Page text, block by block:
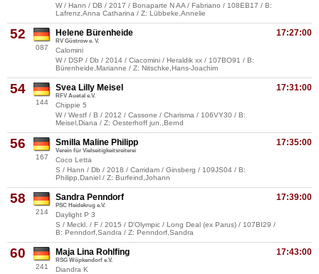
W / Hann / DB / 2017 / Bonaparte N AA / Fabriano / 108EB17 / B:
Lafrenz,Anna Catharina / Z: Lübbeke,Annelie
52
087
17:27:00
Helene Bürenheide
RV Güstrow e. V.
Calomini
W / DSP / Db / 2014 / Ciacomini / Heraldik xx / 107BO91 / B:
Bürenheide,Marianne / Z: Nitschke,Hans-Joachim
54
144
17:31:00
Svea Lilly Meisel
RFV Auetal e.V.
Chippie 5
W / Westf / B / 2012 / Cassone / Charisma / 106VY30 / B:
Meisel,Diana / Z: Oesterhoff jun.,Bernd
56
167
17:35:00
Smilla Maline Philipp
Verein für Vielseitigkeitsreiterei
Coco Letta
S / Hann / Db / 2018 / Carridam / Ginsberg / 109JS04 / B:
Philipp,Daniel / Z: Burfeind,Johann
58
214
17:39:00
Sandra Penndorf
PSC Heidekrug e.V.
Daylight P 3
S / Meckl. / F / 2015 / D'Olympic / Long Deal (ex Parus) / 107BI29 /
B: Penndorf,Sandra / Z: Penndorf,Sandra
60
241
17:43:00
Maja Lina Rohlfing
RSG Wöpkendorf e.V.
Diandra K